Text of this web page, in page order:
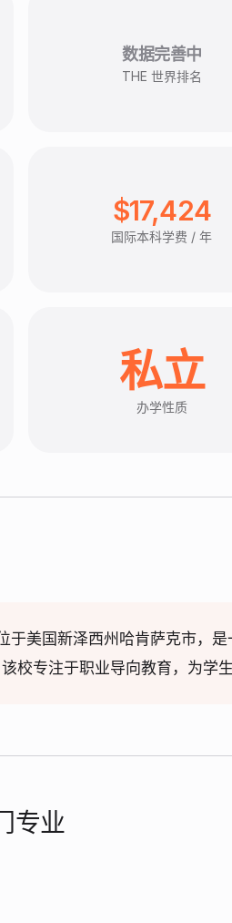
数据完善中
THE 世界排名
$17,424
国际本科学费 / 年
私立
办学性质
美国新泽西州哈肯萨克市，
校专注于职业导向教育，为学
专业